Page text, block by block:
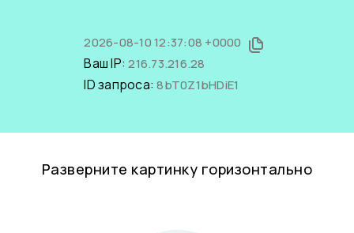
2026-08-10 12:37:08 +0000
Ваш IP:216.73.216.28
ID запроса:8bT0Z1bHDiE1
Разверните картинку горизонтально